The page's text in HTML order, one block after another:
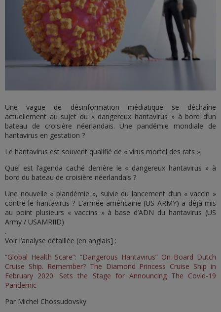
Une vague de désinformation médiatique se déchaîne
actuellement au sujet du « dangereux hantavirus » à bord d’un
bateau de croisière néerlandais. Une pandémie mondiale de
hantavirus en gestation ?
Le hantavirus est souvent qualifié de « virus mortel des rats ».
Quel est l’agenda caché derrière le « dangereux hantavirus » à
bord du bateau de croisière néerlandais ?
Une nouvelle « plandémie », suivie du lancement d’un « vaccin »
contre le hantavirus ? L’armée américaine (US ARMY) a déjà mis
au point plusieurs « vaccins » à base d’ADN du hantavirus (US
Army / USAMRIID)
.
Voir l’analyse détaillée (en anglais] :
“Global Health Scare”: “Dangerous Hantavirus” On Board Dutch
Cruise Ship. Remember? The Diamond Princess Cruise Ship in
February 2020. Sets the Stage for Announcing The Covid-19
Pandemic
Par Michel Chossudovsky